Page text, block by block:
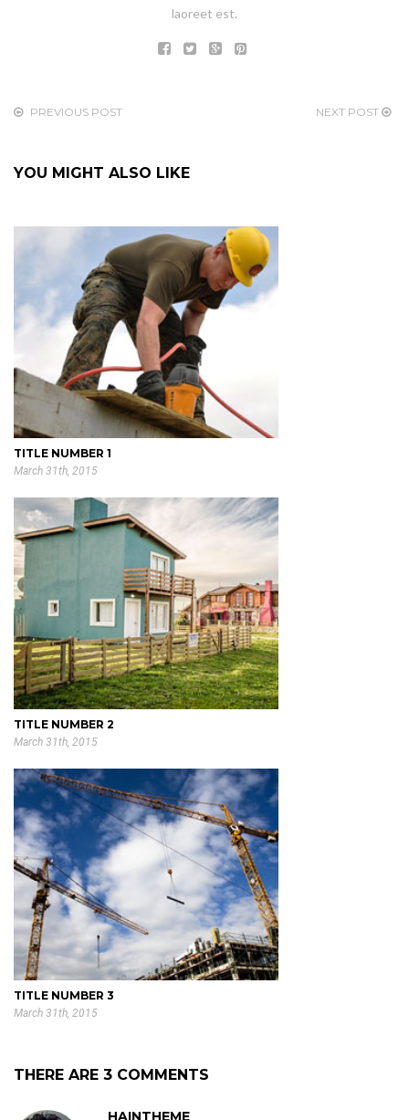
laoreet est.
PREVIOUS POST NEXT POST
YOU MIGHT ALSO LIKE
TITLE NUMBER 1
March 31th, 2015
TITLE NUMBER 2
March 31th, 2015
TITLE NUMBER 3
March 31th, 2015
THERE ARE 3 COMMENTS
HAINTHEME